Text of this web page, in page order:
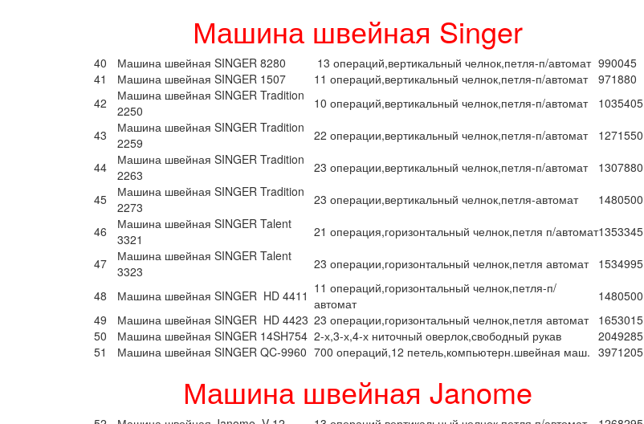
Машина швейная Singer
40 Машина швейная SINGER 8280 13 операций,вертикальный челнок,петля-п/автомат 990045
41
Машина швейная SINGER 1507 11 операций,вертикальный челнок,петля-п/автомат
971880
42
Машина швейная SINGER Tradition
2250
10 операций,вертикальный челнок,петля-п/автомат
1035405
43
Машина швейная SINGER Tradition
2259
22 операции,вертикальный челнок,петля-п/автомат
1271550
44
Машина швейная SINGER Tradition
2263
23 операции,вертикальный челнок,петля-п/автомат
1307880
45
Машина швейная SINGER Tradition
2273
23 операции,вертикальный челнок,петля-автомат
1480500
46
Машина швейная SINGER Talent
3321
21 операция,горизонтальный челнок,петля п/автомат1353345
47
Машина швейная SINGER Talent
3323
23 операции,горизонтальный челнок,петля автомат
1534995
48
Машина швейная SINGER HD 4411 11 операций,горизонтальный челнок,петля-п/
автомат
1480500
49
Машина швейная SINGER HD 4423 23 операции,горизонтальный челнок,петля автомат
1653015
50
Машина швейная SINGER 14SH754 2-х,3-х,4-х ниточный оверлок,свободный рукав
2049285
51
Машина швейная SINGER QC-9960 700 операций,12 петель,компьютерн.швейная маш. 3971205
Машина швейная Janome